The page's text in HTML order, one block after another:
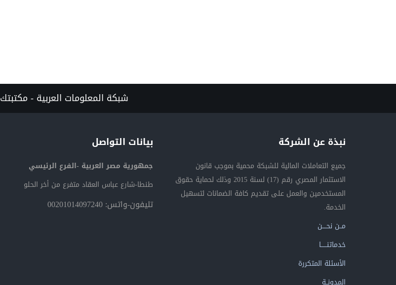
شبكة المعلومات العربية - مكتبتك
نبذة عن الشركة
جميع التعاملات المالية للشبكة محمية بموجب قانون
الاستثمار المصري رقم (17) لسنة 2015 وذلك لحماية حقوق
المستخدمين والعمل على تقديم كافة الضمانات لتسهيل
الخدمة.
مــن نحــــن
خدماتنــــــا
الأسئلة المتكررة
المدونــة
بيانات التواصل
جمهورية مصر العربية -الفرع الرئيسي
طنطا-شارع عباس العقاد متفرع من أخر الحلو
تليفون-واتس: 00201014097240